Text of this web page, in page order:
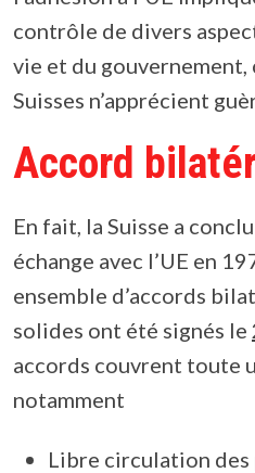
contrôle de divers
vie et du gouvernement,
Suisses n’apprécient
Accord
En fait, la Suisse a
échange avec l’UE en
ensemble d’accords
solides ont été signés le
accords couvrent toute
notamment
Libre circulation des